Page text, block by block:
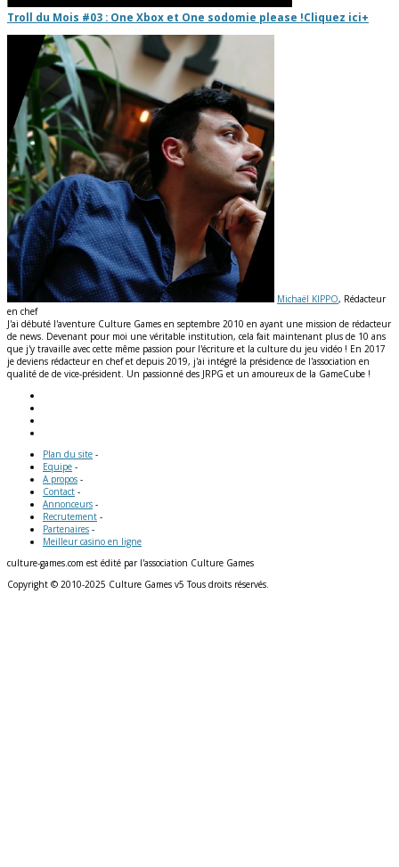
Troll du Mois #03 : One Xbox et One sodomie please !Cliquez ici+
Michaël KIPPO, Rédacteur
en chef
J'ai débuté l'aventure Culture Games en septembre 2010 en ayant une mission de rédacteur
de news. Devenant pour moi une véritable institution, cela fait maintenant plus de 10 ans
que j'y travaille avec cette même passion pour l'écriture et la culture du jeu vidéo ! En 2017
je deviens rédacteur en chef et depuis 2019, j'ai intégré la présidence de l'association en
qualité de de vice-président. Un passionné des JRPG et un amoureux de la GameCube !
Plan du site -
Equipe -
A propos -
Contact -
Annonceurs -
Recrutement -
Partenaires -
Meilleur casino en ligne
culture-games.com est édité par l'association Culture Games
Copyright © 2010-2025 Culture Games v5 Tous droits réservés.